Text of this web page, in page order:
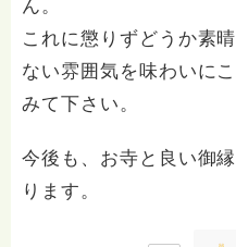
ん。
これに懲りずどうか素
ない雰囲気を味わいに
みて下さい。
今後も、お寺と良い御
ります。